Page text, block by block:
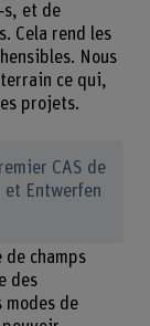
et de
Cela rend les
Nous
ce qui,
projets.
CAS de
et Entwerfen
de champs
des
modes de